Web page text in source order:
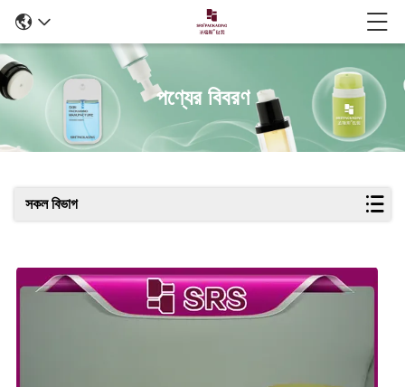
পণ্যের বিবরণ
সকল বিভাগ